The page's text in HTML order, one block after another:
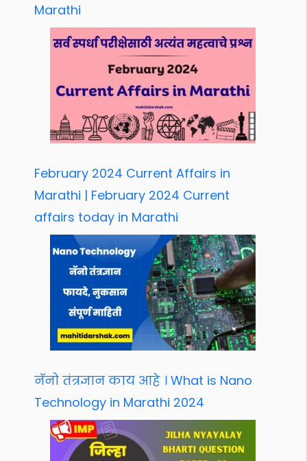
Marathi
February 2024 Current Affairs in
Marathi | February 2024 Current
affairs today in Marathi
नॅनो तंत्रज्ञान काय आहे । What is Nano
Technology in Marathi 2024